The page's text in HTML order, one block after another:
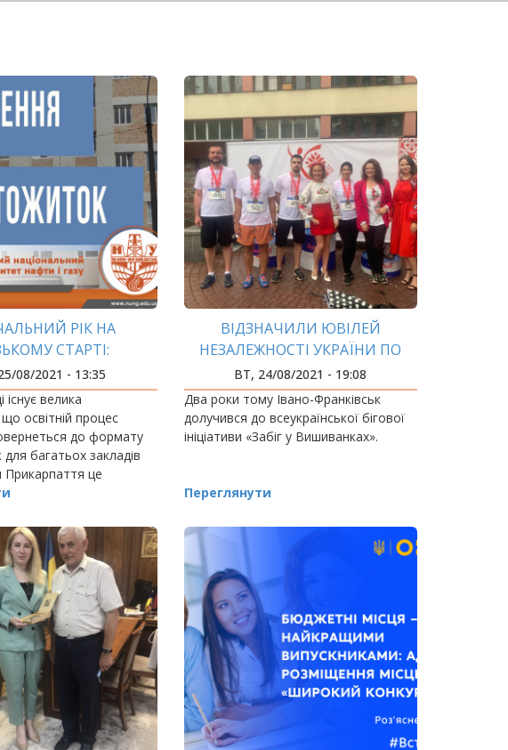
РІК НА
СТАРТІ:
В ГУРТОЖИТОК
08/2021 - 13:35
велика
освітній процес
до формату
багатьох закладів
Прикарпаття це
студентське життя
ВІДЗНАЧИЛИ ЮВІЛЕЙ
НЕЗАЛЕЖНОСТІ УКРАЇНИ ПО
СПОРТИВНОМУ!
ВТ, 24/08/2021 - 19:08
Два роки тому Івано-Франківськ
долучився до всеукраїнської бігової
ініціативи «Забіг у Вишиванках».
Переглянути